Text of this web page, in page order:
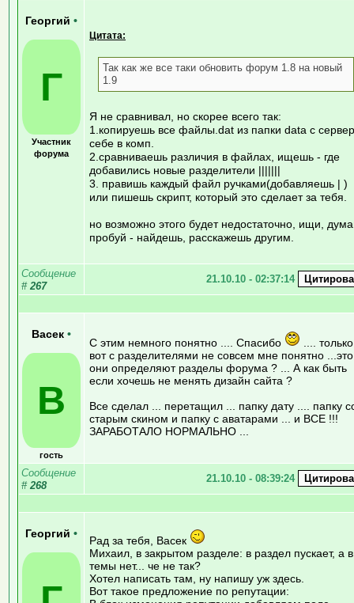
Георгий •
Г
Участник
форума
Цитата:
Так как же все таки обновить форум 1.8 на новый
1.9
Я не сравнивал, но скорее всего так:
1.копируешь все файлы.dat из папки data с
себе в комп.
2.сравниваешь различия в файлах, ищешь - где
добавились новые разделители |||||||
3. правишь каждый файл ручками(добавляешь | )
или пишешь скрипт, который это сделает за тебя.
но возможно этого будет недостаточно, ищи,
пробуй - найдешь, расскажешь другим.
Сообщение
# 267
21.10.10 - 02:37:14
Васек •
В
гость
С этим немного понятно .... Спасибо
.... только
вот с разделителями не совсем мне понятно ...это
они определяют разделы форума ? ... А как быть
если хочешь не менять дизайн сайта ?
Все сделал ... перетащил ... папку дату .... папку
старым скином и папку с аватарами ... и ВСЕ !!!
ЗАРАБОТАЛО НОРМАЛЬНО ...
Сообщение
# 268
21.10.10 - 08:39:24
Георгий •
Рад за тебя, Васек
Михаил, в закрытом разделе: в раздел пускает, а в
темы нет... че не так?
Хотел написать там, ну напишу уж здесь.
Вот такое предложение по репутации: